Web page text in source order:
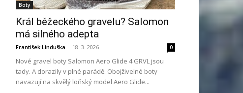
Boty
Král běžeckého gravelu? Salomon
má silného adepta
František Linduška - 18. 3. 2026 0
Nové gravel boty Salomon Aero Glide 4 GRVL jsou
tady. A dorazily v plné parádě. Obojživelné boty
navazují na skvělý loňský model Aero Glide...